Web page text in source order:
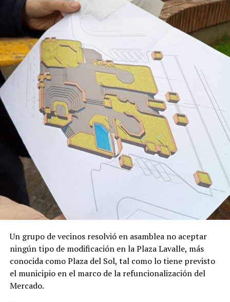
procesos de memoria y cognición se ve favorecido
cuando el receptor se activa”, remarcó.
“Esto es ciencia básica, pero es conocimiento
fundamental para que, más adelante, pueda traducirse
en el desarrollo de fármacos utilizables”.
La investigación estuvo a cargo del doctor Juan Facundo
Chrestia y la doctora Cecilia Bouzat del Instituto de
Investigaciones Bioquímicas de Bahía Blanca (INIBIBB),
dependiente de la Universidad Nacional del Sur (UNS) y
el CONICET, y colaboradores internacionales de la
Universidad de Oxford y Oxford Brookes en
Inglaterra
Fue publicado en PNAS (Proceedings of the
National Academy of Sciences)
una de las revistas
científicas de mayor prestigio internacional. Editada por
la Academia Nacional de Ciencias de los Estados Unidos,
suele incluir investigaciones de alto impacto y ubicadas
Un grupo de vecinos resolvió en asamblea no aceptar
ningún tipo de modificación en la Plaza Lavalle, más
conocida como Plaza del Sol, tal como lo tiene previsto
el municipio en el marco de la refuncionalización del
Mercado.